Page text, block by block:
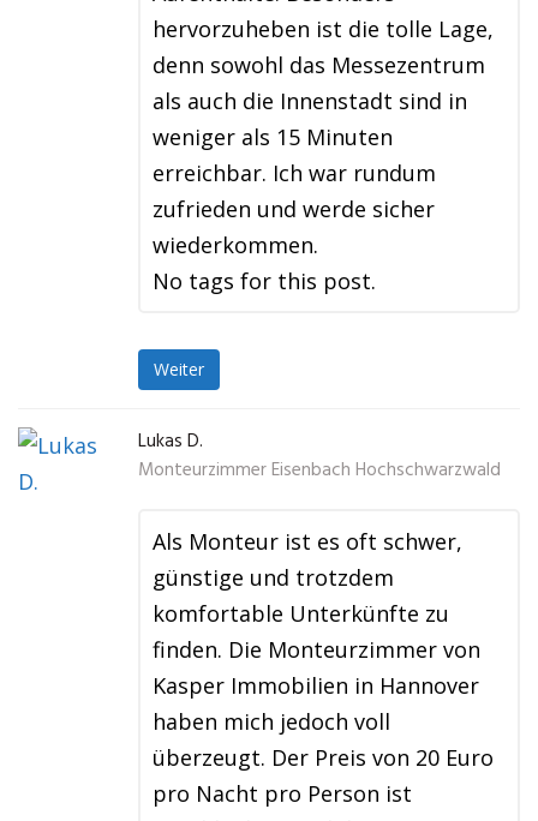
hervorzuheben ist die tolle Lage,
denn sowohl das Messezentrum
als auch die Innenstadt sind in
weniger als 15 Minuten
erreichbar. Ich war rundum
zufrieden und werde sicher
wiederkommen.
No tags for this post.
Weiter
Lukas D.
Monteurzimmer Eisenbach Hochschwarzwald
Als Monteur ist es oft schwer,
günstige und trotzdem
komfortable Unterkünfte zu
finden. Die Monteurzimmer von
Kasper Immobilien in Hannover
haben mich jedoch voll
überzeugt. Der Preis von 20 Euro
pro Nacht pro Person ist